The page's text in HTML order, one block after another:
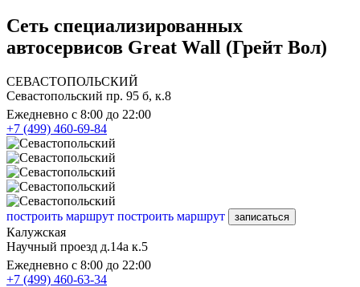
Сеть специализированных
автосервисов Great Wall (Грейт Вол)
СЕВАСТОПОЛЬСКИЙ
Севастопольский пр. 95 б, к.8
Ежедневно с 8:00 до 22:00
+7 (499) 460-69-84
построить маршрут построить маршрут записаться
Калужская
Научный проезд д.14а к.5
Ежедневно с 8:00 до 22:00
+7 (499) 460-63-34